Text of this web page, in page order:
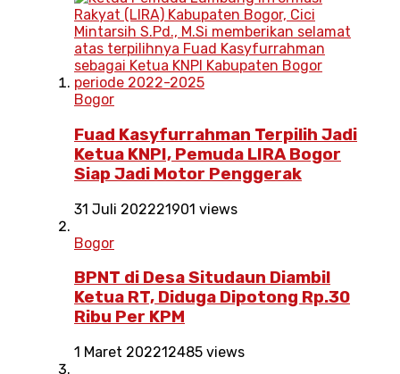
Bogor
Fuad Kasyfurrahman Terpilih Jadi
Ketua KNPI, Pemuda LIRA Bogor
Siap Jadi Motor Penggerak
31 Juli 202221901 views
Bogor
BPNT di Desa Situdaun Diambil
Ketua RT, Diduga Dipotong Rp.30
Ribu Per KPM
1 Maret 202212485 views